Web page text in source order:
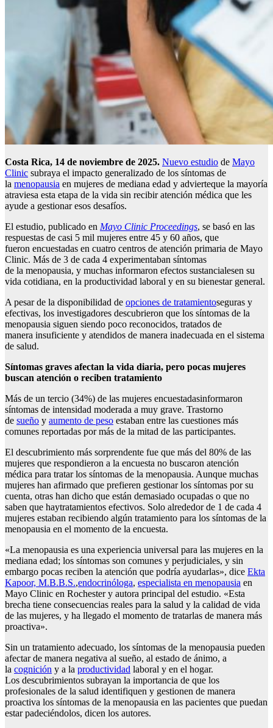
Costa Rica, 14 de noviembre de 2025. Nuevo estudio de Mayo
Clinic subraya el impacto generalizado de los síntomas de
la menopausia en mujeres de mediana edad y advierteque la mayoría
atraviesa esta etapa de la vida sin recibir atención médica que les
ayude a gestionar esos desafíos.
El estudio, publicado en Mayo Clinic Proceedings, se basó en las
respuestas de casi 5 mil mujeres entre 45 y 60 años, que
fueron encuestadas en cuatro centros de atención primaria de Mayo
Clinic. Más de 3 de cada 4 experimentaban síntomas
de la menopausia, y muchas informaron efectos sustancialesen su
vida cotidiana, en la productividad laboral y en su bienestar general.
A pesar de la disponibilidad de opciones de tratamientoseguras y
efectivas, los investigadores descubrieron que los síntomas de la
menopausia siguen siendo poco reconocidos, tratados de
manera insuficiente y atendidos de manera inadecuada en el sistema
de salud.
Síntomas graves afectan la vida diaria, pero pocas mujeres
buscan atención o reciben tratamiento
Más de un tercio (34%) de las mujeres encuestadasinformaron
síntomas de intensidad moderada a muy grave. Trastorno
de sueño y aumento de peso estaban entre las cuestiones más
comunes reportadas por más de la mitad de las participantes.
El descubrimiento más sorprendente fue que más del 80% de las
mujeres que respondieron a la encuesta no buscaron atención
médica para tratar los síntomas de la menopausia. Aunque muchas
mujeres han afirmado que prefieren gestionar los síntomas por su
cuenta, otras han dicho que están demasiado ocupadas o que no
saben que haytratamientos efectivos. Solo alrededor de 1 de cada 4
mujeres estaban recibiendo algún tratamiento para los síntomas de la
menopausia en el momento de la encuesta.
«La menopausia es una experiencia universal para las mujeres en la
mediana edad; los síntomas son comunes y perjudiciales, y sin
embargo pocas reciben la atención que podría ayudarlas», dice Ekta
Kapoor, M.B.B.S.,endocrinóloga, especialista en menopausia en
Mayo Clinic en Rochester y autora principal del estudio. «Esta
brecha tiene consecuencias reales para la salud y la calidad de vida
de las mujeres, y ha llegado el momento de tratarlas de manera más
proactiva».
Sin un tratamiento adecuado, los síntomas de la menopausia pueden
afectar de manera negativa al sueño, al estado de ánimo, a
la cognición y a la productividad laboral y en el hogar.
Los descubrimientos subrayan la importancia de que los
profesionales de la salud identifiquen y gestionen de manera
proactiva los síntomas de la menopausia en las pacientes que puedan
estar padeciéndolos, dicen los autores.